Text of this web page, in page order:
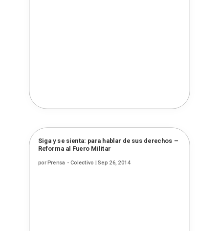
Siga y se sienta: para hablar de sus derechos –
Reforma al Fuero Militar
porPrensa - Colectivo | Sep 26, 2014